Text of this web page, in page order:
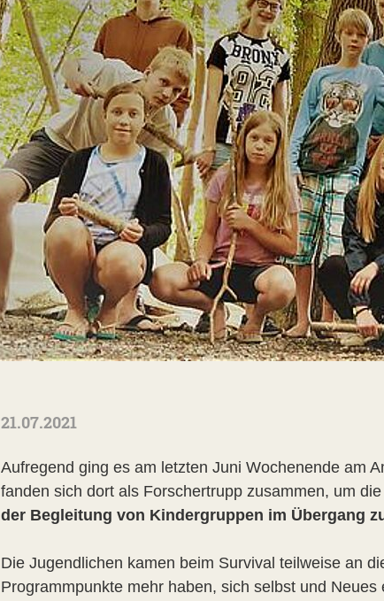
21.07.2021
Aufregend ging es am letzten Juni Wochenende am
fanden sich dort als Forschertrupp zusammen, um
der Begleitung von Kindergruppen im Übergang
Die Jugendlichen kamen beim Survival teilweise an
Programmpunkte mehr haben, sich selbst und